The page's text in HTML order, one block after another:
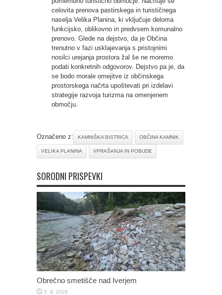
celovita prenova pastirskega in turističnega
naselja Velika Planina, ki vključuje deloma
funkcijsko, oblikovno in predvsem komunalno
prenovo. Glede na dejstvo, da je Občina
trenutno v fazi usklajevanja s pristojnimi
nosilci urejanja prostora žal še ne moremo
podati konkretnih odgovorov. Dejstvo pa je, da
se bodo morale omejitve iz občinskega
prostorskega načrta upoštevati pri izdelavi
strategije razvoja turizma na omenjenem
območju.
Označeno z: KAMNIŠKA BISTRICA OBČINA KAMNIK
VELIKA PLANINA VPRAŠANJA IN POBUDE
SORODNI PRISPEVKI
Obrečno smetišče nad Iverjem
5. 8. 2026